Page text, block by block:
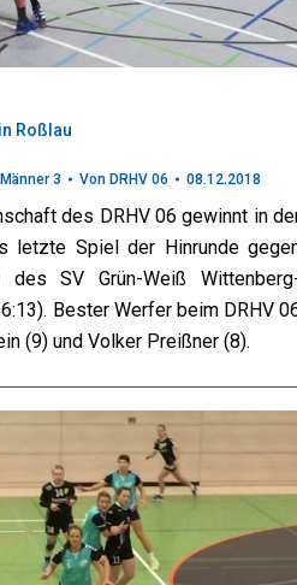
Roßlau
Männer 3 Von DRHV 06 08.12.2018
des DRHV 06 gewinnt in
letzte Spiel der Hinrunde
SV Grün-Weiß
Bester Werfer beim DRHV
(9) und Volker Preißner (8).